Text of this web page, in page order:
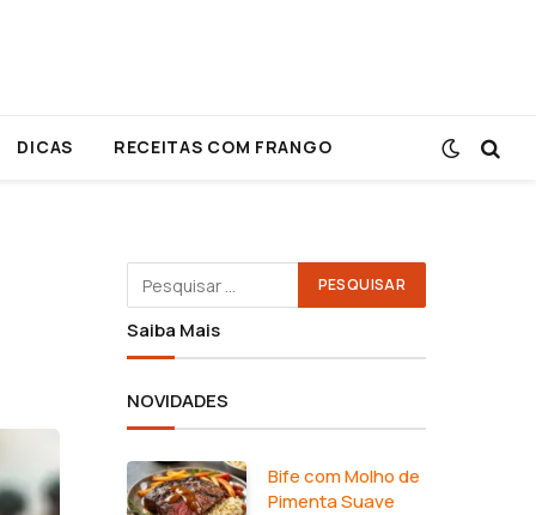
DICAS RECEITAS COM FRANGO
Saiba Mais
NOVIDADES
Bife com Molho de
Pimenta Suave